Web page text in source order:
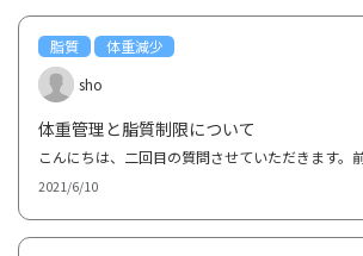
脂質
体重減少
sho
体重管理と脂質制限について
2021/6/10